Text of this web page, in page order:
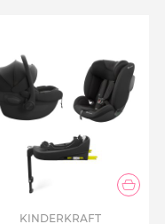
KINDERKRAFT